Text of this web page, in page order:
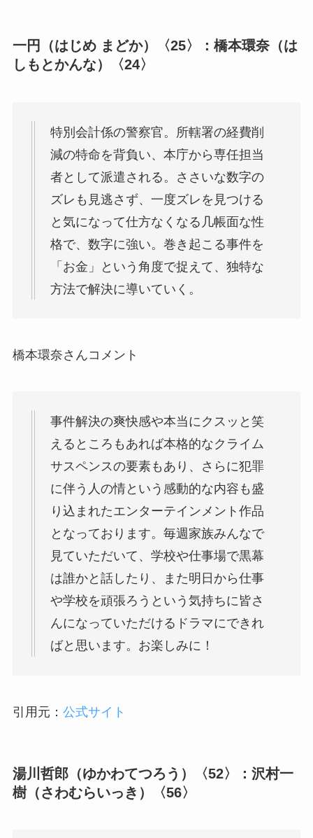
一円（はじめ まどか）〈25〉：橋本環奈（は
しもとかんな）〈24〉
特別会計係の警察官。所轄署の経費削
減の特命を背負い、本庁から専任担当
者として派遣される。ささいな数字の
ズレも見逃さず、一度ズレを見つける
と気になって仕方なくなる几帳面な性
格で、数字に強い。巻き起こる事件を
「お金」という角度で捉えて、独特な
方法で解決に導いていく。
橋本環奈さんコメント
事件解決の爽快感や本当にクスッと笑
えるところもあれば本格的なクライム
サスペンスの要素もあり、さらに犯罪
に伴う人の情という感動的な内容も盛
り込まれたエンターテインメント作品
となっております。毎週家族みんなで
見ていただいて、学校や仕事場で黒幕
は誰かと話したり、また明日から仕事
や学校を頑張ろうという気持ちに皆さ
んになっていただけるドラマにできれ
ばと思います。お楽しみに！
引用元： 公式サイト
湯川哲郎（ゆかわてつろう）〈52〉：沢村一
樹（さわむらいっき）〈56〉